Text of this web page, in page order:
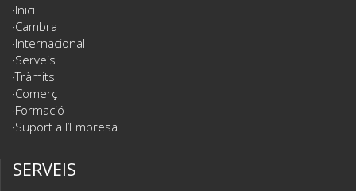
Inici
Cambra
Internacional
Serveis
Tràmits
Comerç
Formació
Suport a l’Empresa
SERVEIS